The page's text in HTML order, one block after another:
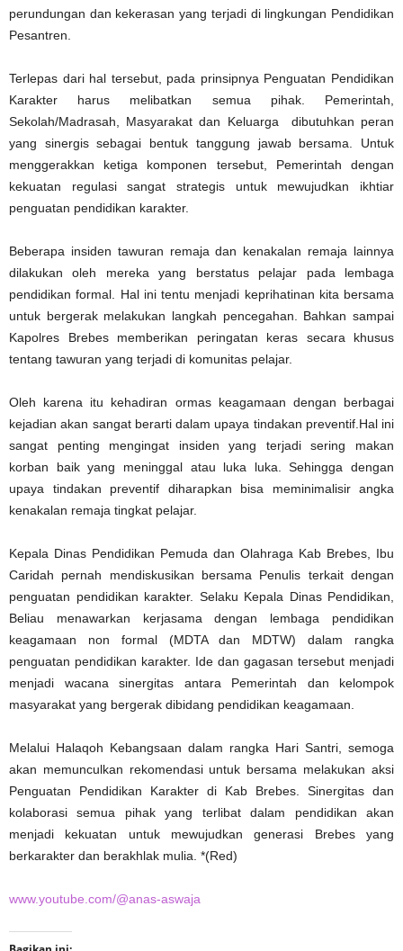
perundungan dan kekerasan yang terjadi di lingkungan Pendidikan
Pesantren.
Terlepas dari hal tersebut, pada prinsipnya Penguatan Pendidikan
Karakter harus melibatkan semua pihak. Pemerintah,
Sekolah/Madrasah, Masyarakat dan Keluarga dibutuhkan peran
yang sinergis sebagai bentuk tanggung jawab bersama. Untuk
menggerakkan ketiga komponen tersebut, Pemerintah dengan
kekuatan regulasi sangat strategis untuk mewujudkan ikhtiar
penguatan pendidikan karakter.
Beberapa insiden tawuran remaja dan kenakalan remaja lainnya
dilakukan oleh mereka yang berstatus pelajar pada lembaga
pendidikan formal. Hal ini tentu menjadi keprihatinan kita bersama
untuk bergerak melakukan langkah pencegahan. Bahkan sampai
Kapolres Brebes memberikan peringatan keras secara khusus
tentang tawuran yang terjadi di komunitas pelajar.
Oleh karena itu kehadiran ormas keagamaan dengan berbagai
kejadian akan sangat berarti dalam upaya tindakan preventif.Hal ini
sangat penting mengingat insiden yang terjadi sering makan
korban baik yang meninggal atau luka luka. Sehingga dengan
upaya tindakan preventif diharapkan bisa meminimalisir angka
kenakalan remaja tingkat pelajar.
Kepala Dinas Pendidikan Pemuda dan Olahraga Kab Brebes, Ibu
Caridah pernah mendiskusikan bersama Penulis terkait dengan
penguatan pendidikan karakter. Selaku Kepala Dinas Pendidikan,
Beliau menawarkan kerjasama dengan lembaga pendidikan
keagamaan non formal (MDTA dan MDTW) dalam rangka
penguatan pendidikan karakter. Ide dan gagasan tersebut menjadi
menjadi wacana sinergitas antara Pemerintah dan kelompok
masyarakat yang bergerak dibidang pendidikan keagamaan.
Melalui Halaqoh Kebangsaan dalam rangka Hari Santri, semoga
akan memunculkan rekomendasi untuk bersama melakukan aksi
Penguatan Pendidikan Karakter di Kab Brebes. Sinergitas dan
kolaborasi semua pihak yang terlibat dalam pendidikan akan
menjadi kekuatan untuk mewujudkan generasi Brebes yang
berkarakter dan berakhlak mulia. *(Red)
www.youtube.com/@anas-aswaja